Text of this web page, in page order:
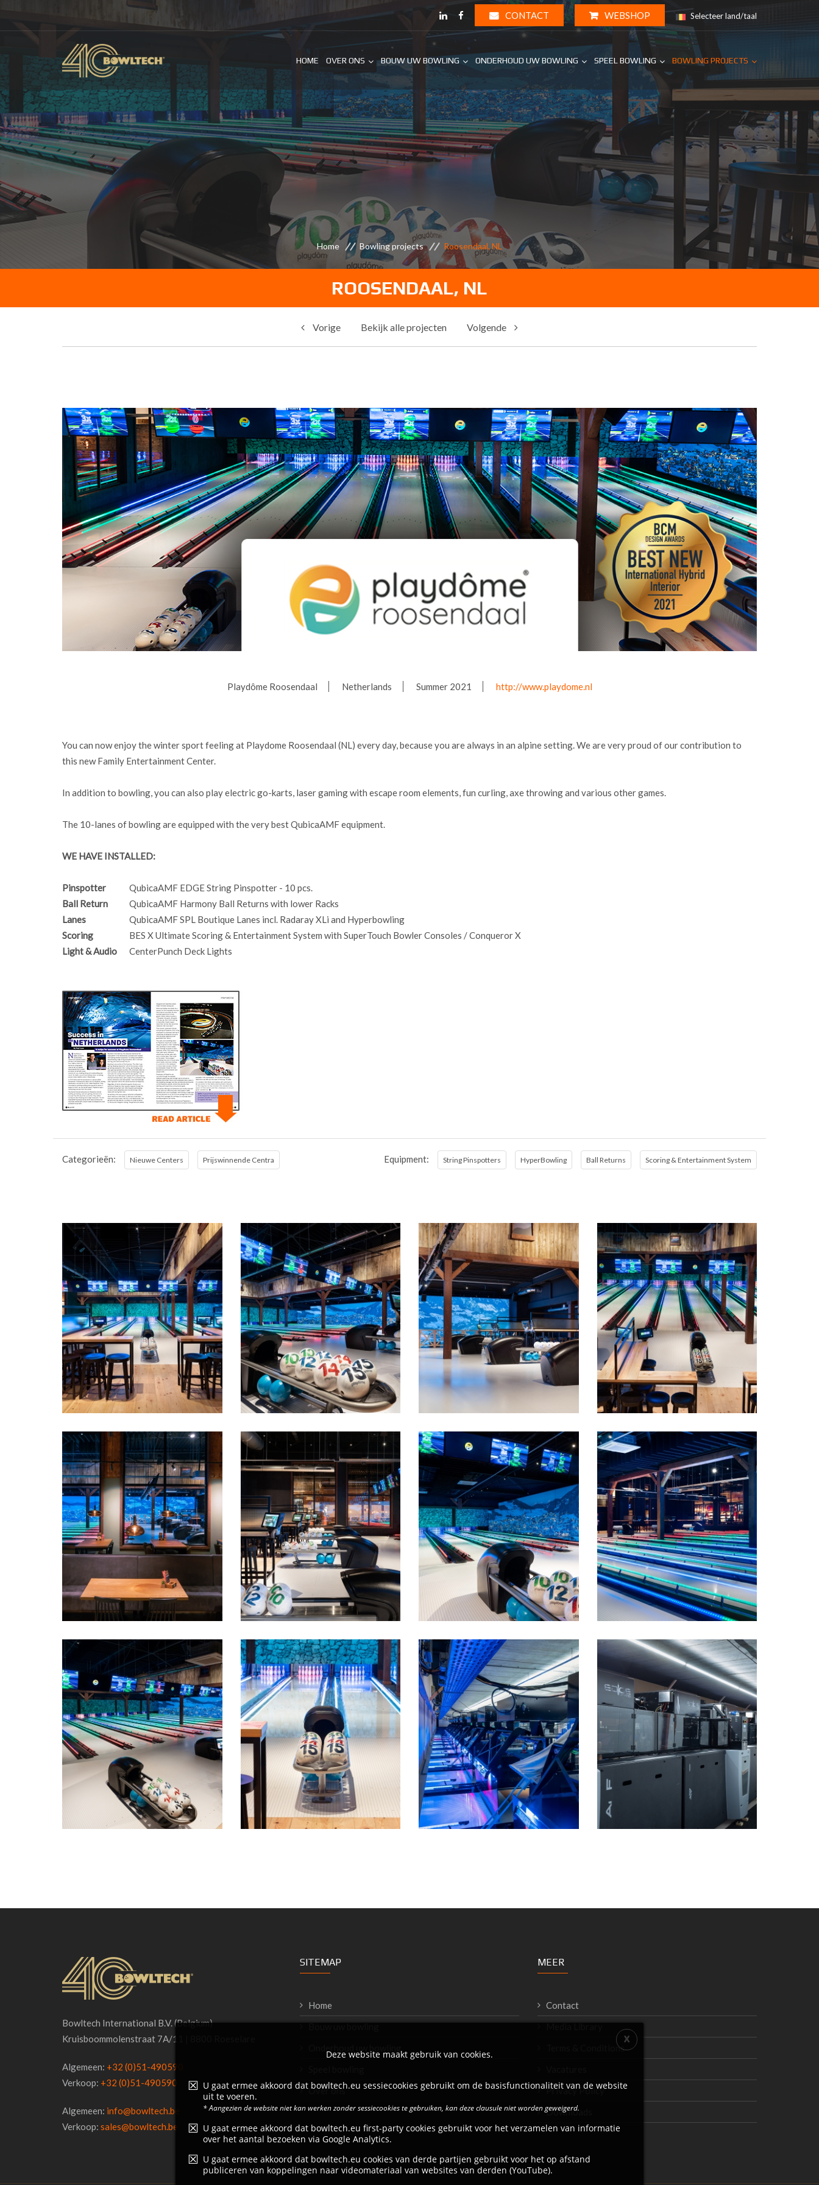
CONTACT WEBSHOP Selecteer land/taal
HOME OVER ONS BOUW UW BOWLING ONDERHOUD UW BOWLING SPEEL BOWLING BOWLING PROJECTS
Home Bowling projects Roosendaal, NL
ROOSENDAAL, NL
Vorige Bekijk alle projecten Volgende
Playdôme Roosendaal Netherlands Summer 2021 http://www.playdome.nl
You can now enjoy the winter sport feeling at Playdome Roosendaal (NL) every day, because you are always in an alpine setting. We are very proud of our contribution to
this new Family Entertainment Center.
In addition to bowling, you can also play electric go-karts, laser gaming with escape room elements, fun curling, axe throwing and various other games.
The 10-lanes of bowling are equipped with the very best QubicaAMF equipment.
WE HAVE INSTALLED:
Pinspotter
QubicaAMF EDGE String Pinspotter - 10 pcs.
Ball Return
QubicaAMF Harmony Ball Returns with lower Racks
Lanes
QubicaAMF SPL Boutique Lanes incl. Radaray XLi and Hyperbowling
Scoring
BES X Ultimate Scoring & Entertainment System with SuperTouch Bowler Consoles / Conqueror X
Light & Audio
CenterPunch Deck Lights
Categorieën: Nieuwe Centers Prijswinnende Centra Equipment: String Pinspotters HyperBowling Ball Returns Scoring & Entertainment System
Bowltech International B.V. (Belgium)
Kruisboommolenstraat 7A/11 | 8800 Roeselare
Algemeen: +32 (0)51-490590
Verkoop: +32 (0)51-490590
Algemeen: info@bowltech.be
Verkoop: sales@bowltech.be
SITEMAP
Home
Over ons
MEER
Contact
Terms & Conditions
Privacy Policy
Downloads
Deze website maakt gebruik van cookies.
U gaat ermee akkoord dat bowltech.eu sessiecookies gebruikt om de basisfunctionaliteit van de website
uit te voeren.
* Aangezien de website niet kan werken zonder sessiecookies te gebruiken, kan deze clausule niet worden geweigerd.
U gaat ermee akkoord dat bowltech.eu first-party cookies gebruikt voor het verzamelen van informatie
over het aantal bezoeken via Google Analytics.
U gaat ermee akkoord dat bowltech.eu cookies van derde partijen gebruikt voor het op afstand
publiceren van koppelingen naar videomateriaal van websites van derden (YouTube).